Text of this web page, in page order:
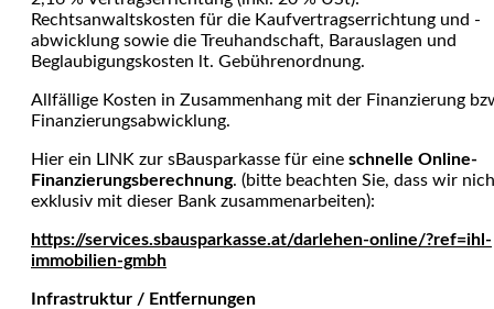
Rechtsanwaltskosten für die Kaufvertragserrichtung und -
abwicklung sowie die Treuhandschaft, Barauslagen und
Beglaubi­gungskosten lt. Gebührenordnung.
Allfällige Kosten in Zusammenhang mit der Finanzierung
Finanzierungsabwicklung.
Hier ein LINK zur sBausparkasse für eine schnelle Online-
Finanzierungsberechnung. (bitte beachten Sie, dass wir
exklusiv mit dieser Bank zusammenarbeiten):
https://services.sbausparkasse.at/darlehen-online/?ref=ihl-
immobilien-gmbh
Infrastruktur / Entfernungen